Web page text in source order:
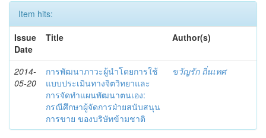
Item hits:
Issue
Date
Title Author(s)
2014-
05-20
การพัฒนาภาวะผู้นำโดยการใช้
แบบประเมินทางจิตวิทยาและ
การจัดทำแผนพัฒนาตนเอง:
กรณีศึกษาผู้จัดการฝ่ายสนับสนุน
การขาย ของบริษัทข้ามชาติ
ขวัญรัก ถิ่นเทศ